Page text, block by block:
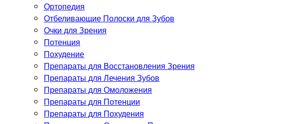
Ортопедия
Отбеливающие Полоски для Зубов
Очки для Зрения
Потенция
Похудение
Препараты для Восстановления Зрения
Препараты для Лечения Зубов
Препараты для Омоложения
Препараты для Потенции
Препараты для Похудения